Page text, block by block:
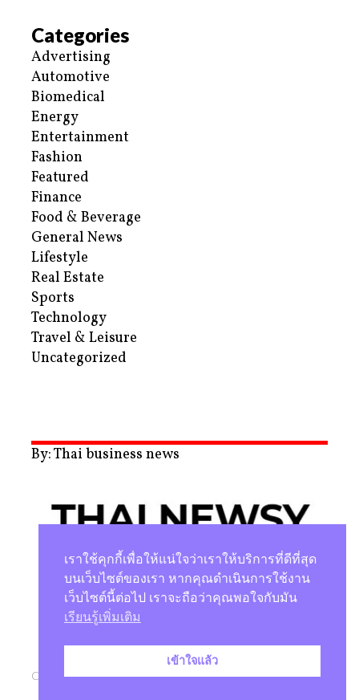
Categories
Advertising
Automotive
Biomedical
Energy
Entertainment
Fashion
Featured
Finance
Food & Beverage
General News
Lifestyle
Real Estate
Sports
Technology
Travel & Leisure
Uncategorized
By: Thai business news
นโยบายความเป็นส่วนตัว
Copyright © 2026 |Studio Magenta Co., Ltd.
เราใช้คุกกี้เพื่อให้แน่ใจว่าเราให้บริการที่ดีที่สุด
บนเว็บไซต์ของเรา หากคุณดำเนินการใช้งาน
เว็บไซต์นี้ต่อไป เราจะถือว่าคุณพอใจกับมัน
เรียนรู้เพิ่มเติม
เข้าใจแล้ว